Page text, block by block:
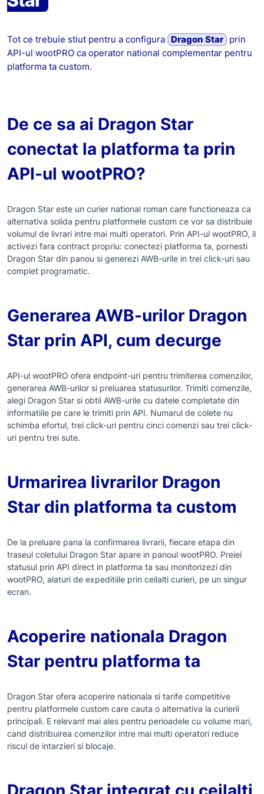
Tot ce trebuie stiut pentru a configura Dragon Star
prin
API-ul wootPRO ca operator national complementar pentru
platforma ta custom.
De ce sa ai Dragon Star
conectat la platforma ta prin
API-ul wootPRO?
Dragon Star este un curier national roman care functioneaza ca
alternativa solida pentru platformele custom ce vor sa distribuie
volumul de livrari intre mai multi operatori. Prin API-ul wootPRO, il
activezi fara contract propriu: conectezi platforma ta, pornesti
Dragon Star din panou si generezi AWB-urile in trei click-uri sau
complet programatic.
Generarea AWB-urilor Dragon
Star prin API, cum decurge
API-ul wootPRO ofera endpoint-uri pentru trimiterea comenzilor,
generarea AWB-urilor si preluarea statusurilor. Trimiti comenzile,
alegi Dragon Star si obtii AWB-urile cu datele completate din
informatiile pe care le trimiti prin API. Numarul de colete nu
schimba efortul, trei click-uri pentru cinci comenzi sau trei click-
uri pentru trei sute.
Urmarirea livrarilor Dragon
Star din platforma ta custom
De la preluare pana la confirmarea livrarii, fiecare etapa din
traseul coletului Dragon Star apare in panoul wootPRO. Preiei
statusul prin API direct in platforma ta sau monitorizezi din
wootPRO, alaturi de expeditiile prin ceilalti curieri, pe un singur
ecran.
Acoperire nationala Dragon
Star pentru platforma ta
Dragon Star ofera acoperire nationala si tarife competitive
pentru platformele custom care cauta o alternativa la curierii
principali. E relevant mai ales pentru perioadele cu volume mari,
cand distribuirea comenzilor intre mai multi operatori reduce
riscul de intarzieri si blocaje.